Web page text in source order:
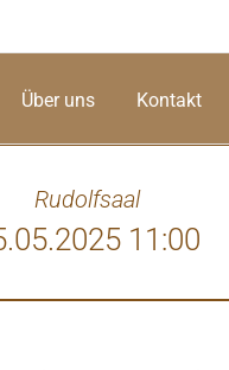
Über uns Kontakt
Rudolfsaal
11:00